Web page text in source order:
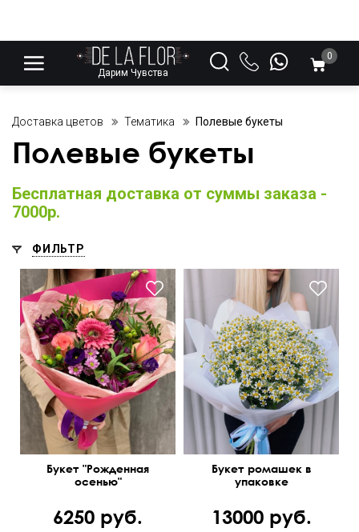
Дарим Чувства
0
Доставка цветов Тематика Полевые букеты
Полевые букеты
Бесплатная доставка от суммы заказа -
7000р.
ФИЛЬТР
Сборная композиция
Букет "Рожденная
осенью"
6250 руб.
Танацетум - 25 шт., фетр
Букет ромашек в
упаковке
13000 руб.